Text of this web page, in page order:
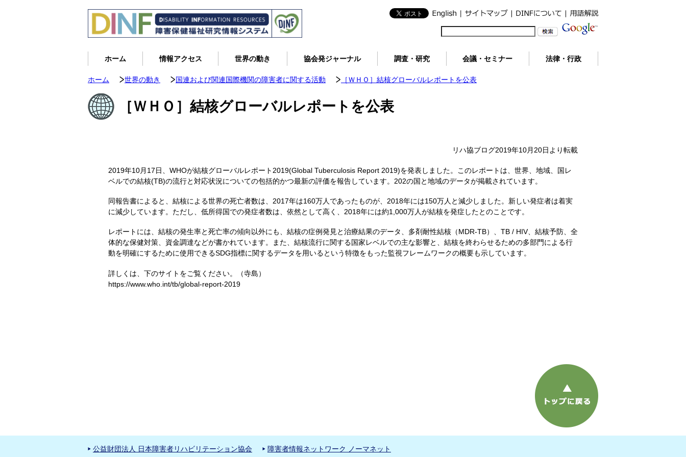
ホーム 情報アクセス 世界の動き 協会発ジャーナル 調査・研究 会議・セミナー 法律・行政
ホーム 世界の動き 国連および関連国際機関の障害者に関する活動 ［ＷＨＯ］結核グローバルレポートを公表
［ＷＨＯ］結核グローバルレポートを公表
リハ協ブログ2019年10月20日より転載
2019年10月17日、WHOが結核グローバルレポート2019(Global Tuberculosis Report 2019)を発表しました。このレポートは、世界、地域、国レ
ベルでの結核(TB)の流行と対応状況についての包括的かつ最新の評価を報告しています。202の国と地域のデータが掲載されています。
同報告書によると、結核による世界の死亡者数は、2017年は160万人であったものが、2018年には150万人と減少しました。新しい発症者は着実
に減少しています。ただし、低所得国での発症者数は、依然として高く、2018年には約1,000万人が結核を発症したとのことです。
レポートには、結核の発生率と死亡率の傾向以外にも、結核の症例発見と治療結果のデータ、多剤耐性結核（MDR-TB）、TB / HIV、結核予防、全
体的な保健対策、資金調達などが書かれています。また、結核流行に関する国家レベルでの主な影響と、結核を終わらせるための多部門による行
動を明確にするために使用できるSDG指標に関するデータを用いるという特徴をもった監視フレームワークの概要も示しています。
詳しくは、下のサイトをご覧ください。（寺島）
https://www.who.int/tb/global-report-2019
公益財団法人 日本障害者リハビリテーション協会 障害者情報ネットワーク ノーマネット